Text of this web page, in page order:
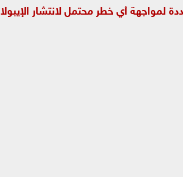
لمواجهة أي خطر محتمل لانتشار الإيبولا